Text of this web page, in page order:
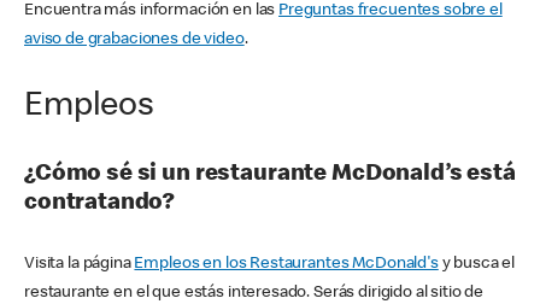
Encuentra más información en las Preguntas frecuentes sobre el
aviso de grabaciones de video.
Empleos
¿Cómo sé si un restaurante McDonald’s está
contratando?
Visita la página Empleos en los Restaurantes McDonald'sy busca el
restaurante en el que estás interesado. Serás dirigido al sitio de